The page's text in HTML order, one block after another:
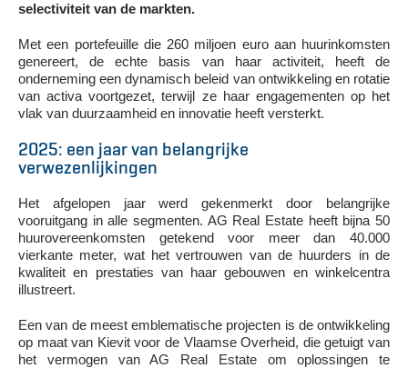
selectiviteit van de markten.
Met een portefeuille die 260 miljoen euro aan huurinkomsten
genereert, de echte basis van haar activiteit, heeft de
onderneming een dynamisch beleid van ontwikkeling en rotatie
van activa voortgezet, terwijl ze haar engagementen op het
vlak van duurzaamheid en innovatie heeft versterkt.
2025: een jaar van belangrijke
verwezenlijkingen
Het afgelopen jaar werd gekenmerkt door belangrijke
vooruitgang in alle segmenten. AG Real Estate heeft bijna 50
huurovereenkomsten getekend voor meer dan 40.000
vierkante meter, wat het vertrouwen van de huurders in de
kwaliteit en prestaties van haar gebouwen en winkelcentra
illustreert.
Een van de meest emblematische projecten is de ontwikkeling
op maat van Kievit voor de Vlaamse Overheid, die getuigt van
het vermogen van AG Real Estate om oplossingen te